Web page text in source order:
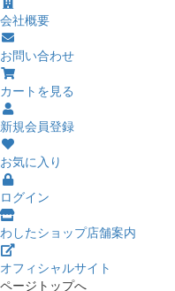
会社概要
お問い合わせ
カートを見る
新規会員登録
お気に入り
ログイン
わしたショップ店舗案内
オフィシャルサイト
ページトップへ